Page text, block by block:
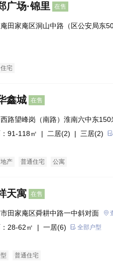
广场·锦里 在售
田家庵区洞山中路（区公安局东
宅
鑫城 在售
路望峰岗（南路）淮南六中东150
91-118㎡ | 二居(2) | 三居(2)
产 普通住宅 公寓
天寓 在售
田家庵区舜耕中路一中斜对面
28-62㎡ | 一居(6) 全部户型
普通住宅